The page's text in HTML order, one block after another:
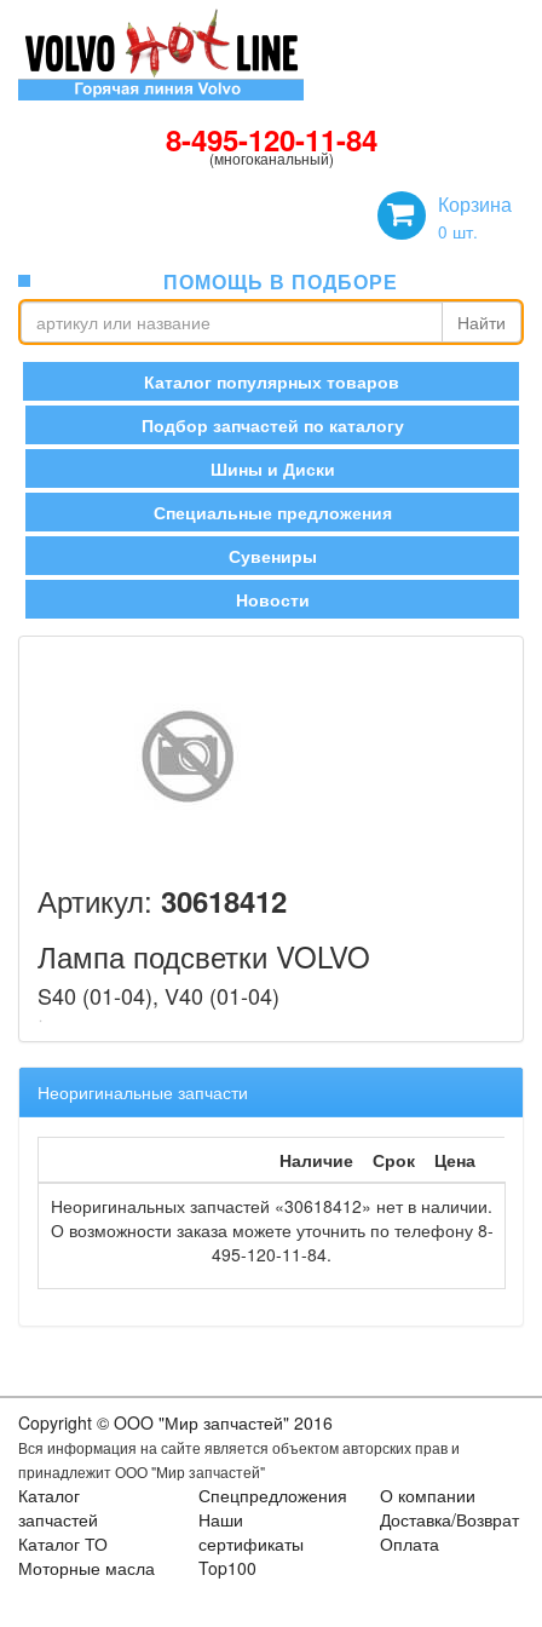
8-495-120-11-84
(многоканальный)
Корзина
0 шт.
ПОМОЩЬ В ПОДБОРЕ
Найти
Каталог популярных товаров
Подбор запчастей по каталогу
Шины и Диски
Специальные предложения
Сувениры
Новости
Артикул: 30618412
Лампа подсветки VOLVO
S40 (01-04), V40 (01-04)
Неоригинальные запчасти
Наличие Срок
Цена
Неоригинальных запчастей «30618412» нет в наличии.
О возможности заказа можете уточнить по телефону 8-
495-120-11-84.
Copyright © OOO "Мир запчастей" 2016
Вся информация на сайте является объектом авторских прав и
принадлежит ООО "Мир запчастей"
Каталог
запчастей
Каталог ТО
Моторные масла
Спецпредложения
Наши
сертификаты
Top100
О компании
Доставка/Возврат
Оплата